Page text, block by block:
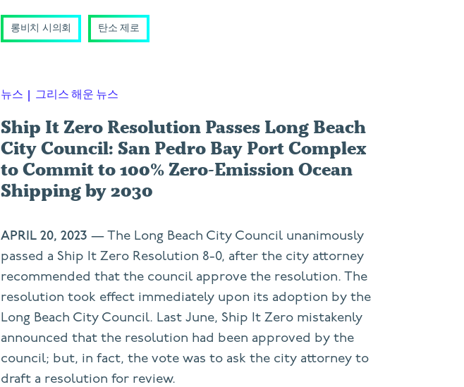
롱비치 시의회 탄소 제로
뉴스 | 그리스 해운 뉴스
Ship It Zero Resolution Passes Long Beach
City Council: San Pedro Bay Port Complex
to Commit to 100% Zero-Emission Ocean
Shipping by 2030
APRIL 20, 2023 — The Long Beach City Council unanimously
passed a Ship It Zero Resolution 8-0, after the city attorney
recommended that the council approve the resolution. The
resolution took effect immediately upon its adoption by the
Long Beach City Council. Last June, Ship It Zero mistakenly
announced that the resolution had been approved by the
council; but, in fact, the vote was to ask the city attorney to
draft a resolution for review.